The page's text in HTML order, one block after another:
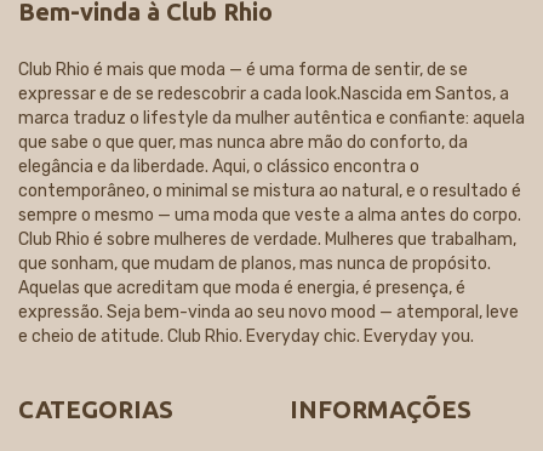
Bem-vinda à Club Rhio
Club Rhio é mais que moda — é uma forma de sentir, de se
expressar e de se redescobrir a cada look.Nascida em Santos, a
marca traduz o lifestyle da mulher autêntica e confiante: aquela
que sabe o que quer, mas nunca abre mão do conforto, da
elegância e da liberdade. Aqui, o clássico encontra o
contemporâneo, o minimal se mistura ao natural, e o resultado é
sempre o mesmo — uma moda que veste a alma antes do corpo.
Club Rhio é sobre mulheres de verdade. Mulheres que trabalham,
que sonham, que mudam de planos, mas nunca de propósito.
Aquelas que acreditam que moda é energia, é presença, é
expressão. Seja bem-vinda ao seu novo mood — atemporal, leve
e cheio de atitude. Club Rhio. Everyday chic. Everyday you.
CATEGORIAS INFORMAÇÕES